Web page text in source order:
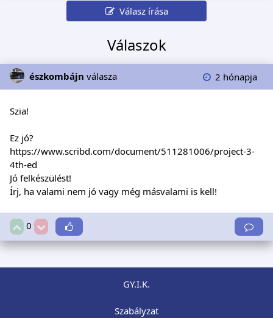
Válasz írása
Válaszok
észkombájn válasza 2 hónapja
Szia!
Ez jó?
https://www.scribd.com/document/511281006/project-3-
4th-ed
Jó felkészülést!
Írj, ha valami nem jó vagy még másvalami is kell!
0
GY.I.K.
Szabályzat